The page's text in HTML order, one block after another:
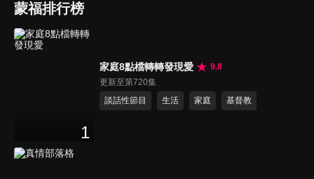
蒙福排行榜
1
家庭8點檔轉轉發現愛
9.8
更新至第720集
談話性節目
生活 家庭 基督教